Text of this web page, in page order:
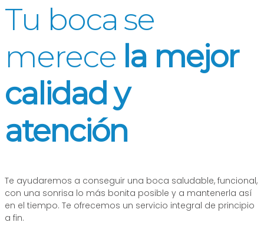
Tu boca se
merece la mejor
calidad y
atención
Te ayudaremos a conseguir una boca saludable, funcional,
con una sonrisa lo más bonita posible y a mantenerla así
en el tiempo. Te ofrecemos un servicio integral de principio
a fin.